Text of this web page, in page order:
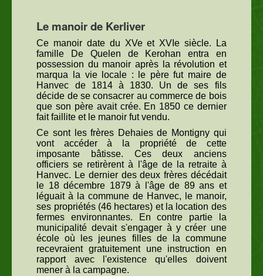
Le manoir de Kerliver
Ce manoir date du XVe et XVIe siècle. La
famille De Quelen de Kerohan entra en
possession du manoir après la révolution et
marqua la vie locale : le père fut maire de
Hanvec de 1814 à 1830. Un de ses fils
décide de se consacrer au commerce de bois
que son père avait crée. En 1850 ce dernier
fait faillite et le manoir fut vendu.
Ce sont les frères Dehaies de Montigny qui
vont accéder à la propriété de cette
imposante bâtisse. Ces deux anciens
officiers se retirèrent à l'âge de la retraite à
Hanvec. Le dernier des deux frères décédait
le 18 décembre 1879 à l'âge de 89 ans et
léguait à la commune de Hanvec, le manoir,
ses propriétés (46 hectares) et la location des
fermes environnantes. En contre partie la
municipalité devait s'engager à y créer une
école où les jeunes filles de la commune
recevraient gratuitement une instruction en
rapport avec l'existence qu'elles doivent
mener à la campagne.